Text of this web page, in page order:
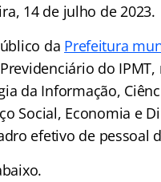
14 de julho de 2023.
da Prefeitura
do IPMT,
da Informação,
Social, Economia e
efetivo de pessoal